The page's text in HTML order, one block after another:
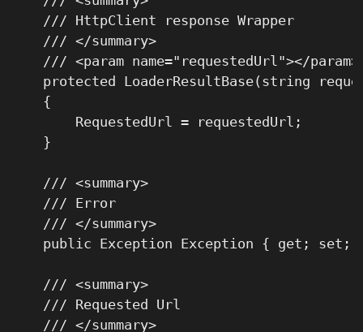
    /// HttpClient response Wrapper
    /// </summary>
    /// <param name="requestedUrl"></param>
protected LoaderResultBase(string
    {
        RequestedUrl = requestedUrl;
    }
    /// <summary>
    /// Error
    /// </summary>
public Exception Exception { get; set;
    /// <summary>
    /// Requested Url
    /// </summary>